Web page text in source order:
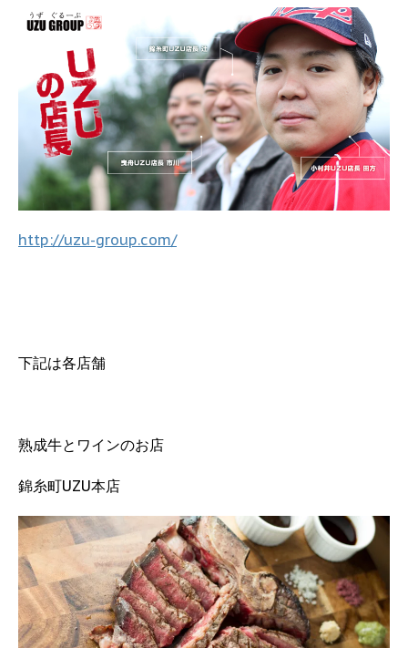
http://uzu-group.com/
下記は各店舗
熟成牛とワインのお店
錦糸町UZU本店